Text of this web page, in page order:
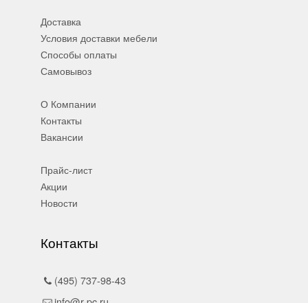
Доставка
Условия доставки мебели
Способы оплаты
Самовывоз
О Компании
Контакты
Вакансии
Прайс-лист
Акции
Новости
Контакты
(495) 737-98-43